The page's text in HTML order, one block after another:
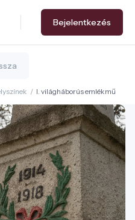
Bejelentkezés
/ I. világháborús emlékmű